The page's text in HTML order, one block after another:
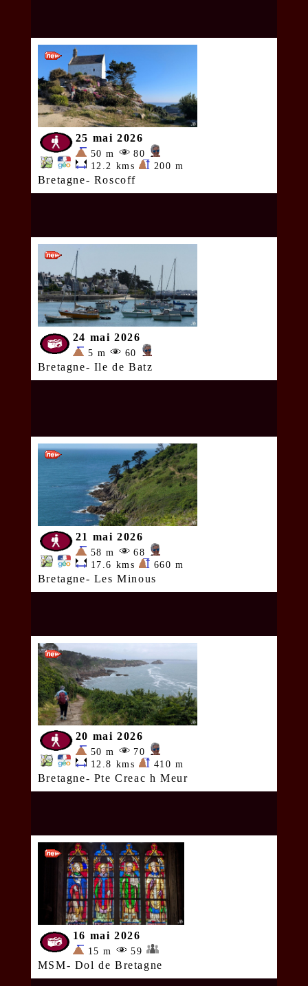
25 mai 2026
50 m
80
12.2 kms
200 m
Bretagne- Roscoff
24 mai 2026
5 m 60
Bretagne- Ile de Batz
21 mai 2026
58 m
68
17.6 kms
660 m
Bretagne- Les Minous
20 mai 2026
50 m
70
12.8 kms
410 m
Bretagne- Pte Creac h Meur
16 mai 2026
15 m 59
MSM- Dol de Bretagne